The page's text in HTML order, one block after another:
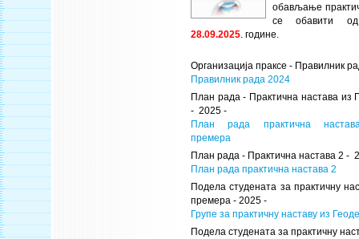
обављање
се обавити
28.09.2025. године.
Организација праксе - Правилник
Правилник рада 2024
План рада - Практична настава из
- 2025 -
План рада практична
премера
План рада - Практична настава 2 -
План рада практична настава 2
Подела студената за практичну
премера - 2025 -
Групе за практичну наставу из
Подела студената за практичну